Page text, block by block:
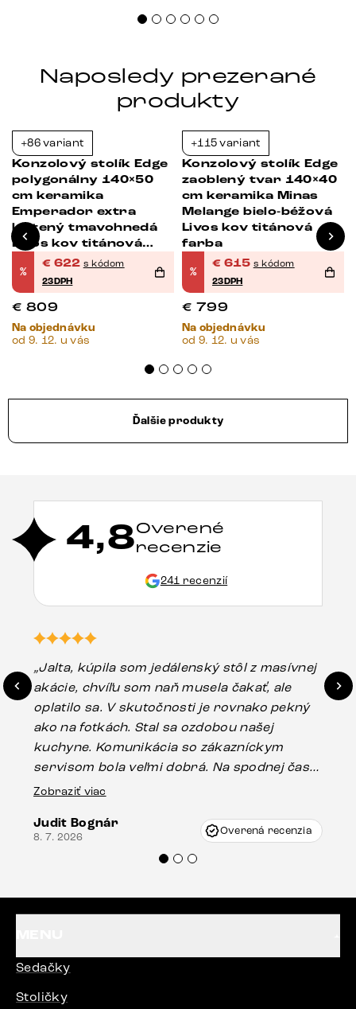
Naposledy prezerané
produkty
+86 variant
Konzolový stolík Edge
polygonálny 140×50
cm keramika
Emperador extra
leštený tmavohnedá
Livos kov titánová
farba
%
€ 622 s kódom
23DPH
€ 809
Na objednávku
od 9. 12. u vás
+115 variant
Konzolový stolík Edge
zaoblený tvar 140×40
cm keramika Minas
Melange bielo-béžová
Livos kov titánová
farba
%
€ 615 s kódom
23DPH
€ 799
Na objednávku
od 9. 12. u vás
Ďalšie produkty
4,8Overené
recenzie
241 recenzií
„Jalta, kúpila som jedálenský stôl z masívnej
akácie, chvíľu som naň musela čakať, ale
oplatilo sa. V skutočnosti je rovnako pekný
ako na fotkách. Stal sa ozdobou našej
kuchyne. Komunikácia so zákazníckym
servisom bola veľmi dobrá. Na spodnej časti
stola bolo malé poškodenie, pravdepodobne
Vincze pri riešení mojej záležitosti pristúpili
veľmi korektne. Odporúčam produkty Delife
Zobraziť viac
Judit Bognár
8. 7. 2026 Overená recenzia
Sedačky
Stoličky